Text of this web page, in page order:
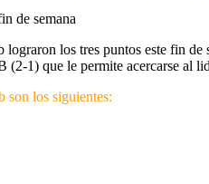
de semana
los tres puntos este fin
1) que le permite acercarse al
son los siguientes: